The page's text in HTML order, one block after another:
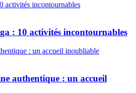
activités incontournables
: 10 activités incontournables
: un accueil inoubliable
authentique : un accueil